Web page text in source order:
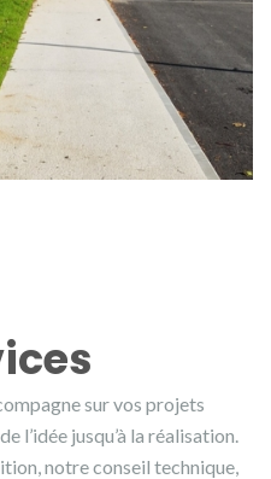
sur vos projets
l’idée jusqu’à la réalisation.
notre conseil technique,